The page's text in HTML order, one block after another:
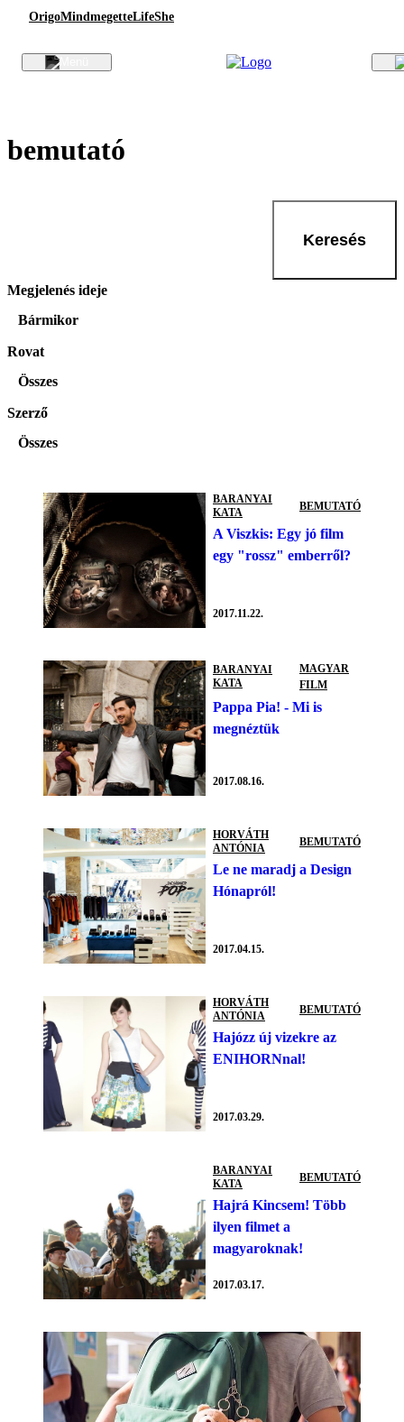
OrigoMindmegetteLifeShe
bemutató
Keresés
Megjelenés ideje
Bármikor
Rovat
Összes
Szerző
Összes
BARANYAI
KATA
BEMUTATÓ
A Viszkis: Egy jó film
egy "rossz" emberről?
2017.11.22.
BARANYAI
KATA
MAGYAR
FILM
Pappa Pia! - Mi is
megnéztük
2017.08.16.
HORVÁTH
ANTÓNIA
BEMUTATÓ
Le ne maradj a Design
Hónapról!
2017.04.15.
HORVÁTH
ANTÓNIA
BEMUTATÓ
Hajózz új vizekre az
ENIHORNnal!
2017.03.29.
BARANYAI
KATA
BEMUTATÓ
Hajrá Kincsem! Több
ilyen filmet a
magyaroknak!
2017.03.17.